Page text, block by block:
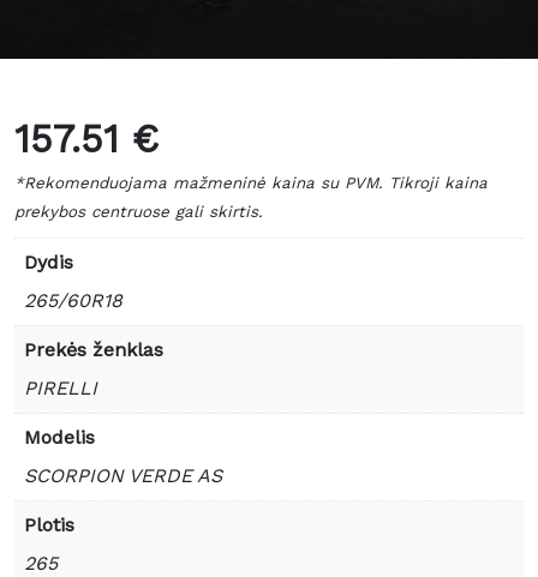
157.51 €
*Rekomenduojama mažmeninė kaina su PVM. Tikroji kaina
prekybos centruose gali skirtis.
Dydis
265/60R18
Prekės ženklas
PIRELLI
Modelis
SCORPION VERDE AS
Plotis
265